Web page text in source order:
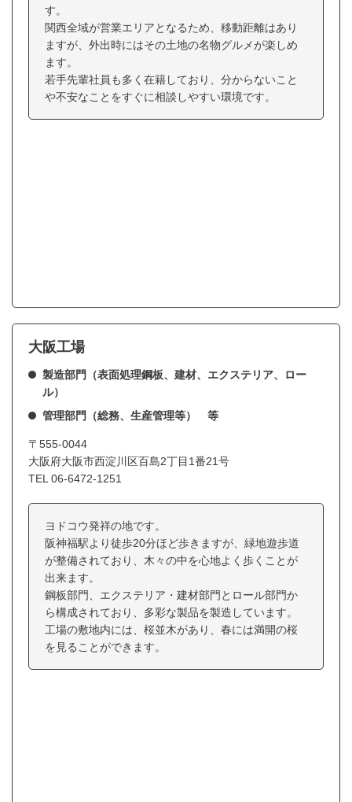
す。
関西全域が営業エリアとなるため、移動距離はあり
ますが、外出時にはその土地の名物グルメが楽しめ
ます。
若手先輩社員も多く在籍しており、分からないこと
や不安なことをすぐに相談しやすい環境です。
大阪工場
製造部門（表面処理鋼板、建材、エクステリア、ロー
ル）
管理部門（総務、生産管理等） 等
〒555-0044
大阪府大阪市西淀川区百島2丁目1番21号
TEL 06-6472-1251
ヨドコウ発祥の地です。
阪神福駅より徒歩20分ほど歩きますが、緑地遊歩道
が整備されており、木々の中を心地よく歩くことが
出来ます。
鋼板部門、エクステリア・建材部門とロール部門か
ら構成されており、多彩な製品を製造しています。
工場の敷地内には、桜並木があり、春には満開の桜
を見ることができます。